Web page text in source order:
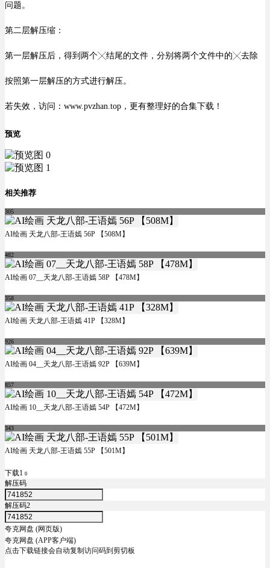
问题。
第二层解压缩：
第一层解压后，得到两个╳结尾的文件，分别将两个文件中的╳去除
按照第一层解压的方式进行解压。
若失效，访问：www.pvzhan.top，更有整理好的合集下载！
预览
相关推荐
305
AI绘画 天龙八部-王语嫣 56P 【508M】
482
AI绘画 07__天龙八部-王语嫣 58P 【478M】
358
AI绘画 天龙八部-王语嫣 41P 【328M】
926
AI绘画 04__天龙八部-王语嫣 92P 【639M】
857
AI绘画 10__天龙八部-王语嫣 54P 【472M】
343
AI绘画 天龙八部-王语嫣 55P 【501M】
下载1 0
解压码
解压码2
夸克网盘 (网页版)
夸克网盘 (APP客户端)
点击下载链接会自动复制访问码到剪切板